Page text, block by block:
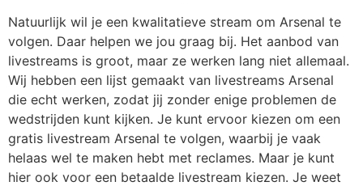
Natuurlijk wil je een kwalitatieve stream om Arsenal te
volgen. Daar helpen we jou graag bij. Het aanbod van
livestreams is groot, maar ze werken lang niet allemaal.
Wij hebben een lijst gemaakt van livestreams Arsenal
die echt werken, zodat jij zonder enige problemen de
wedstrijden kunt kijken. Je kunt ervoor kiezen om een
gratis livestream Arsenal te volgen, waarbij je vaak
helaas wel te maken hebt met reclames. Maar je kunt
hier ook voor een betaalde livestream kiezen. Je weet